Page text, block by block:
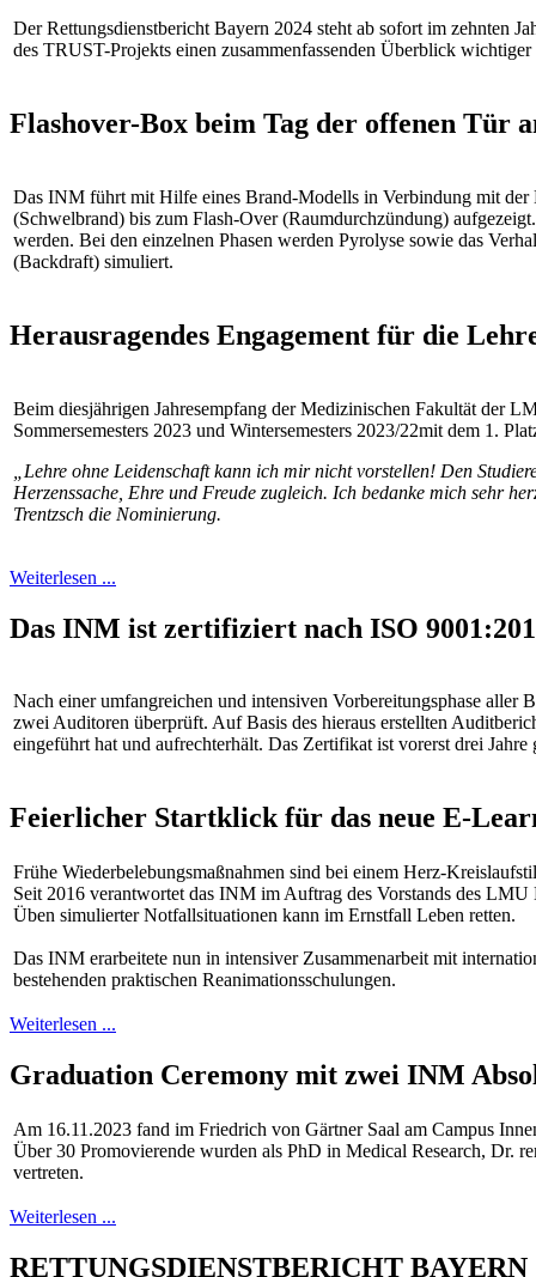
Der Rettungsdienstbericht Bayern 2024 steht ab sofort im zehnten
des TRUST-Projekts einen zusammenfassenden Überblick
Flashover-Box beim Tag der offenen Tür
Das INM führt mit Hilfe eines Brand-Modells in Verbindung mit der
(Schwelbrand) bis zum Flash-Over (Raumdurchzündung)
werden. Bei den einzelnen Phasen werden Pyrolyse sowie das
(Backdraft) simuliert.
Herausragendes Engagement für die
Beim diesjährigen Jahresempfang der Medizinischen Fakultät der
Sommersemesters 2023 und Wintersemesters 2023/22mit dem 1.
„Lehre ohne Leidenschaft kann ich mir nicht vorstellen! Den
Herzenssache, Ehre und Freude zugleich. Ich bedanke mich sehr
Trentzsch die Nominierung.
Weiterlesen ...
Das INM ist zertifiziert nach ISO
Nach einer umfangreichen und intensiven Vorbereitungsphase
zwei Auditoren überprüft. Auf Basis des hieraus erstellten
eingeführt hat und aufrechterhält. Das Zertifikat ist vorerst drei Jahre
Feierlicher Startklick für das neue E-
Frühe Wiederbelebungsmaßnahmen sind bei einem Herz-
Seit 2016 verantwortet das INM im Auftrag des Vorstands des
Üben simulierter Notfallsituationen kann im Ernstfall Leben retten.
Das INM erarbeitete nun in intensiver Zusammenarbeit mit
bestehenden praktischen Reanimationsschulungen.
Weiterlesen ...
Graduation Ceremony mit zwei INM
Am 16.11.2023 fand im Friedrich von Gärtner Saal am Campus
Über 30 Promovierende wurden als PhD in Medical Research, Dr.
vertreten.
Weiterlesen ...
RETTUNGSDIENSTBERICHT BAYERN